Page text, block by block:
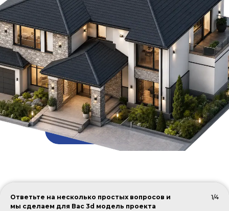
ПОДОБРАТЬ КРОВЛЮ
Ответьте на несколько простых вопросов и
мы сделаем для Вас 3d модель проекта
1/4